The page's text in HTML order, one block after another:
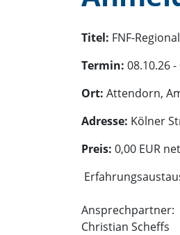
Titel: FNF-
Termin: 08.10.26
Ort: Attendorn,
Adresse: Kölner
Preis: 0,00 EUR
Ansprechpartner:
Christian Scheffs